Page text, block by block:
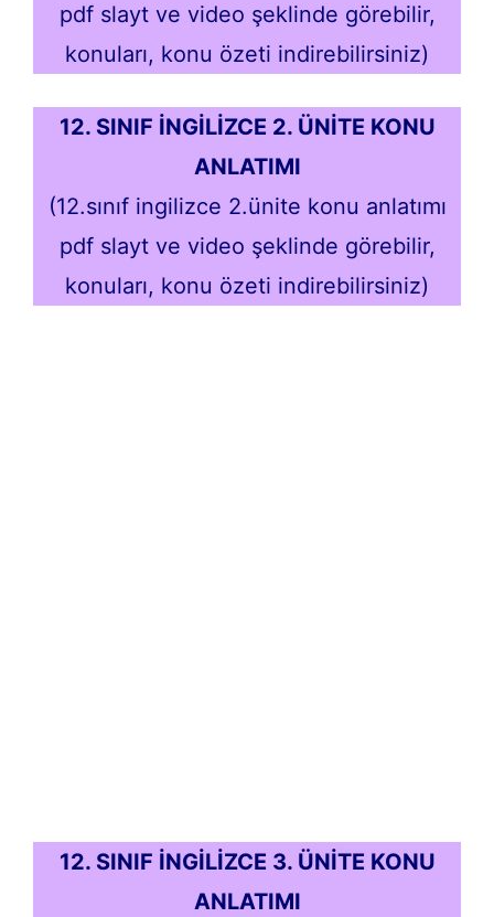
pdf slayt ve video şeklinde görebilir,
konuları, konu özeti indirebilirsiniz)
12. SINIF İNGİLİZCE 2. ÜNİTE KONU
ANLATIMI
(12.sınıf ingilizce 2.ünite konu anlatımı
pdf slayt ve video şeklinde görebilir,
konuları, konu özeti indirebilirsiniz)
12. SINIF İNGİLİZCE 3. ÜNİTE KONU
ANLATIMI